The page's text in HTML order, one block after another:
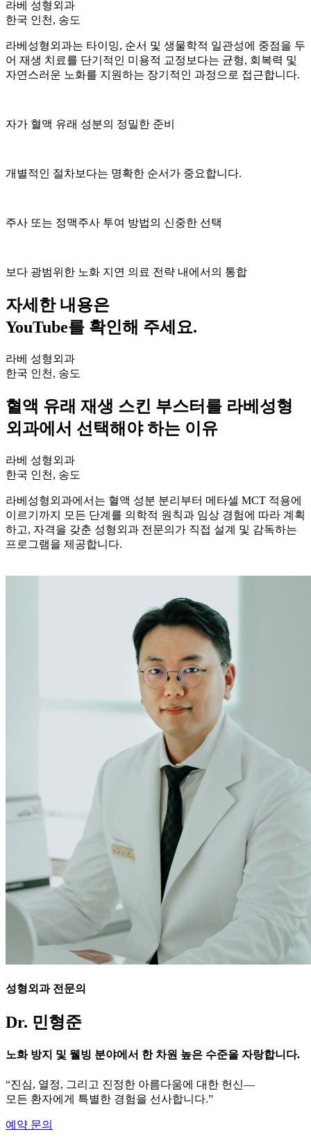
라베 성형외과
한국 인천, 송도
라베성형외과는 타이밍, 순서 및 생물학적 일관성에 중점을 두
어 재생 치료를 단기적인 미용적 교정보다는 균형, 회복력 및
자연스러운 노화를 지원하는 장기적인 과정으로 접근합니다.
자가 혈액 유래 성분의 정밀한 준비
개별적인 절차보다는 명확한 순서가 중요합니다.
주사 또는 정맥주사 투여 방법의 신중한 선택
보다 광범위한 노화 지연 의료 전략 내에서의 통합
자세한 내용은
YouTube를 확인해 주세요.
라베 성형외과
한국 인천, 송도
혈액 유래 재생 스킨 부스터를 라베성형
외과에서 선택해야 하는 이유
라베 성형외과
한국 인천, 송도
라베성형외과에서는 혈액 성분 분리부터 메타셀 MCT 적용에
이르기까지 모든 단계를 의학적 원칙과 임상 경험에 따라 계획
하고, 자격을 갖춘 성형외과 전문의가 직접 설계 및 감독하는
프로그램을 제공합니다.
성형외과 전문의
Dr. 민형준
노화 방지 및 웰빙 분야에서 한 차원 높은 수준을 자랑합니다.
“진심, 열정, 그리고 진정한 아름다움에 대한 헌신—
모든 환자에게 특별한 경험을 선사합니다.”
예약 문의